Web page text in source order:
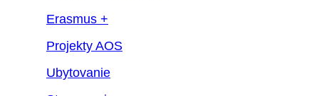
Erasmus +
Projekty AOS
Ubytovanie